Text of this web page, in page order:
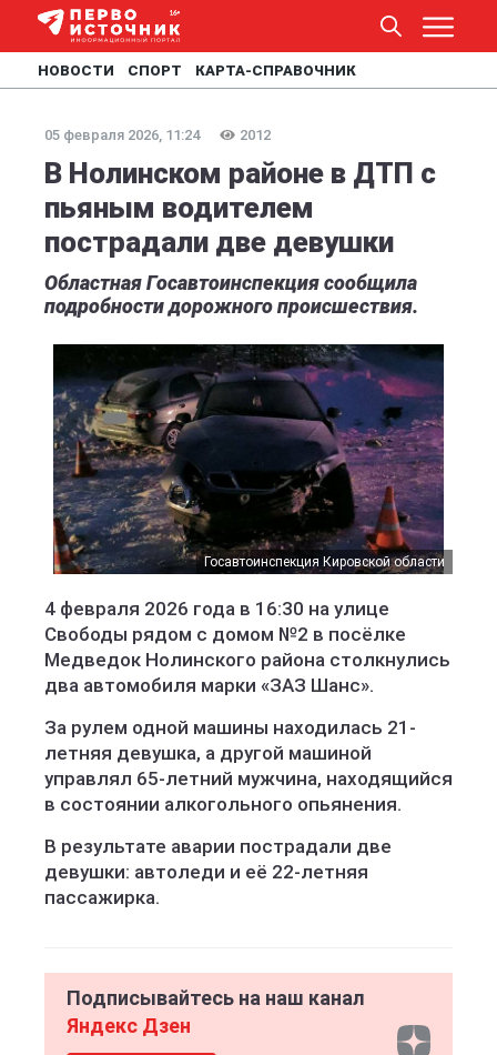
НОВОСТИ СПОРТ КАРТА-СПРАВОЧНИК
05 февраля 2026, 11:24 2012
В Нолинском районе в ДТП с
пьяным водителем
пострадали две девушки
Областная Госавтоинспекция сообщила
подробности дорожного происшествия.
Госавтоинспекция Кировской области
4 февраля 2026 года в 16:30 на улице
Свободы рядом с домом №2 в посёлке
Медведок Нолинского района столкнулись
два автомобиля марки «ЗАЗ Шанс».
За рулем одной машины находилась 21-
летняя девушка, а другой машиной
управлял 65-летний мужчина, находящийся
в состоянии алкогольного опьянения.
В результате аварии пострадали две
девушки: автоледи и её 22-летняя
пассажирка.
Подписывайтесь на наш канал
Яндекс Дзен